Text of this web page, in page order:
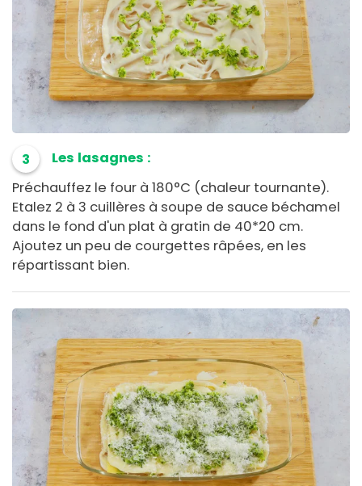
3
Les lasagnes :
Préchauffez le four à 180°C (chaleur tournante).
Etalez 2 à 3 cuillères à soupe de sauce béchamel
dans le fond d'un plat à gratin de 40*20 cm.
Ajoutez un peu de courgettes râpées, en les
répartissant bien.